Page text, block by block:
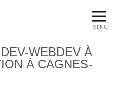
MENU
WEBDEV À
À CAGNES-